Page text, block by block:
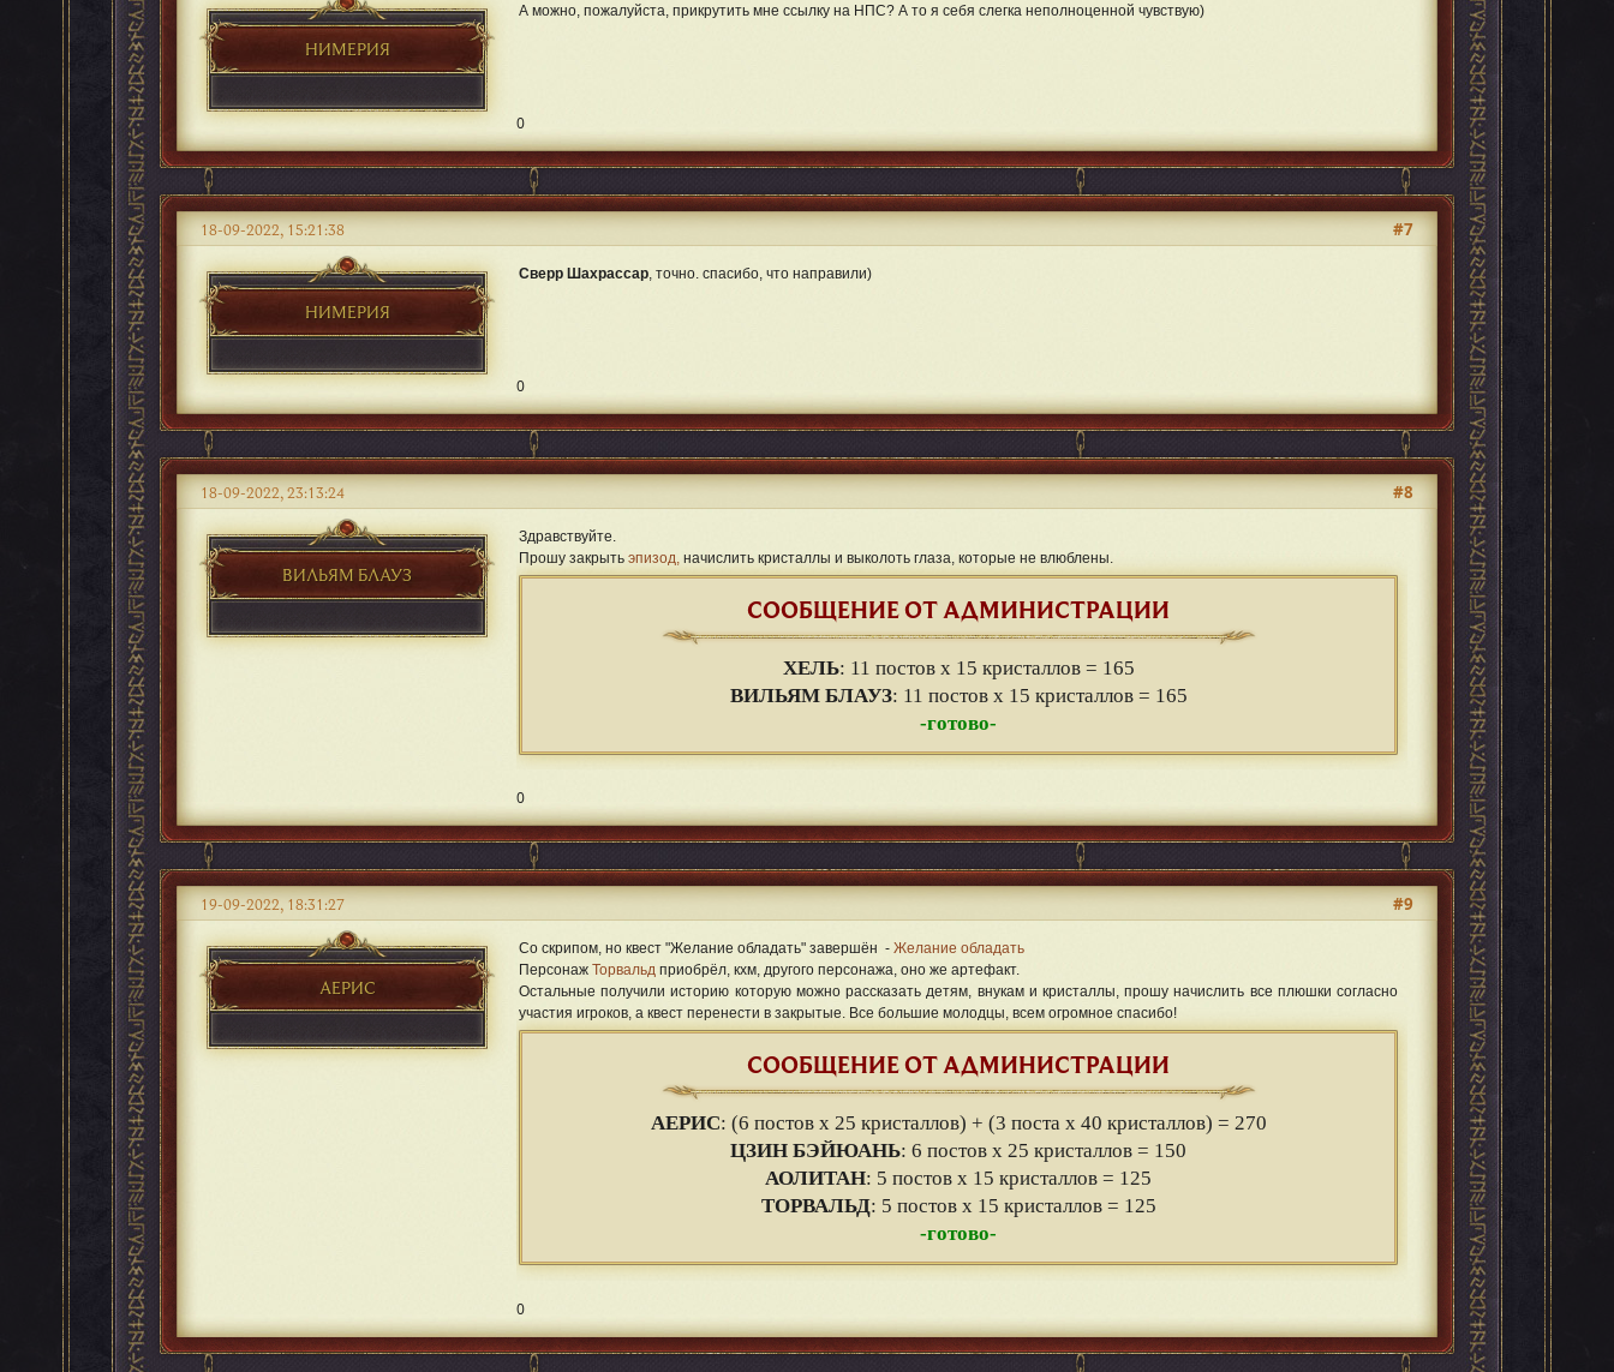
НИМЕРИЯ
А можно, пожалуйста, прикрутить мне ссылку на НПС? А то я себя слегка неполноценной чувствую)
0
НИМЕРИЯ
#7
18-09-2022, 15:21:38
Сверр Шахрассар, точно. спасибо, что направили)
0
ВИЛЬЯМ БЛАУЗ
#8
18-09-2022, 23:13:24
Здравствуйте.
Прошу закрыть эпизод, начислить кристаллы и выколоть глаза, которые не влюблены.
СООБЩЕНИЕ ОТ АДМИНИСТРАЦИИ
ХЕЛЬ: 11 постов х 15 кристаллов = 165
ВИЛЬЯМ БЛАУЗ: 11 постов х 15 кристаллов = 165
-готово-
0
АЕРИС
#9
19-09-2022, 18:31:27
Со скрипом, но квест "Желание обладать" завершён - Желание обладать
Персонаж Торвальд приобрёл, кхм, другого персонажа, оно же артефакт.
Остальные получили историю которую можно рассказать детям, внукам и кристаллы, прошу начислить все плюшки согласно
участия игроков, а квест перенести в закрытые. Все большие молодцы, всем огромное спасибо!
СООБЩЕНИЕ ОТ АДМИНИСТРАЦИИ
АЕРИС: (6 постов х 25 кристаллов) + (3 поста х 40 кристаллов) = 270
ЦЗИН БЭЙЮАНЬ: 6 постов х 25 кристаллов = 150
АОЛИТАН: 5 постов х 15 кристаллов = 125
ТОРВАЛЬД: 5 постов х 15 кристаллов = 125
-готово-
0